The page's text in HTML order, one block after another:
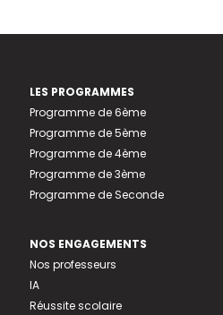
LES PROGRAMMES
Programme de 6ème
Programme de 5ème
Programme de 4ème
Programme de 3ème
Programme de Seconde
NOS ENGAGEMENTS
Nos professeurs
IA
Réussite scolaire